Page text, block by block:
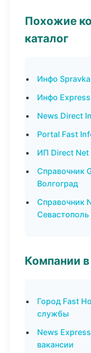
Похожие
каталог
Инфо
Инфо
News Direct
Portal Fast
ИП Direct
Справочник
Волгоград
Справочник
Севастополь
Компании
Город Fast
службы
News
вакансии